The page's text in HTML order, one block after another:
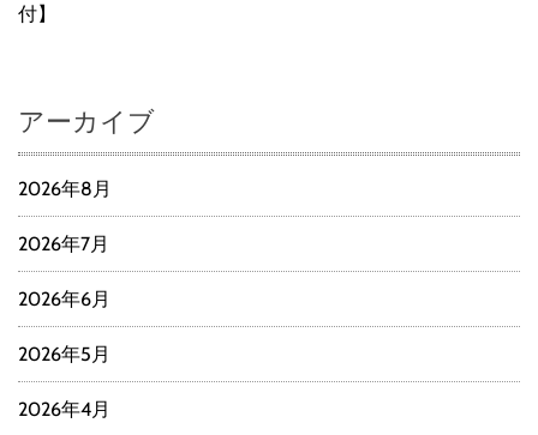
付】
アーカイブ
2026年8月
2026年7月
2026年6月
2026年5月
2026年4月